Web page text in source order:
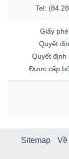
Tel:
Giấy
Quyết
Quyết định
Được cấp
Sitemap Về